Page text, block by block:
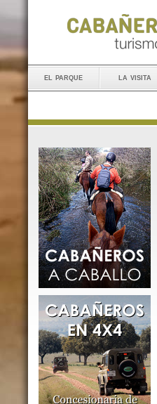
el parque la visita